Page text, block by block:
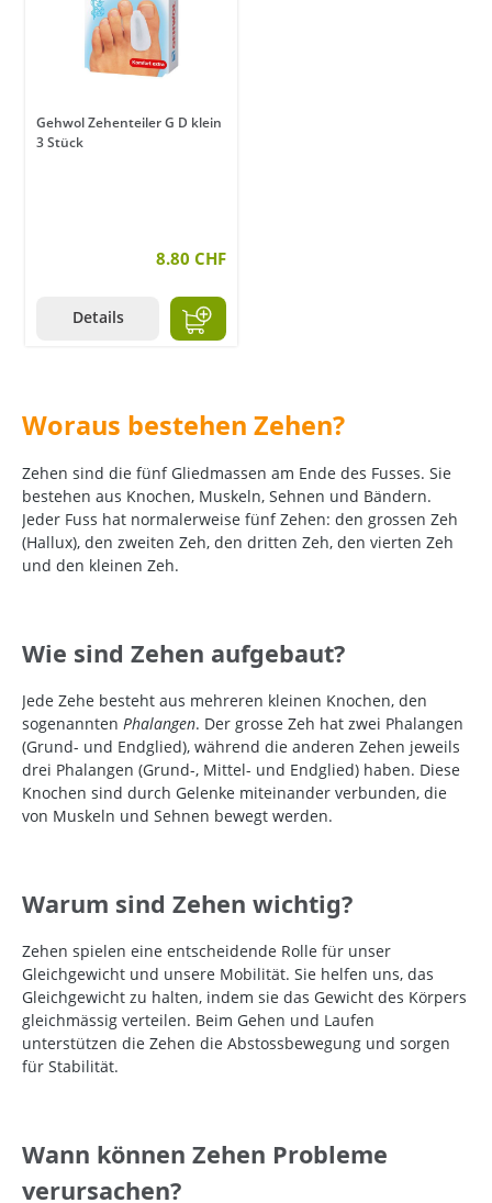
Gehwol Zehenteiler G D klein
3 Stück
8.80 CHF
Details
Woraus bestehen Zehen?
Zehen sind die fünf Gliedmassen am Ende des Fusses. Sie
bestehen aus Knochen, Muskeln, Sehnen und Bändern.
Jeder Fuss hat normalerweise fünf Zehen: den grossen Zeh
(Hallux), den zweiten Zeh, den dritten Zeh, den vierten Zeh
und den kleinen Zeh.
Wie sind Zehen aufgebaut?
Jede Zehe besteht aus mehreren kleinen Knochen, den
sogenannten Phalangen. Der grosse Zeh hat zwei Phalangen
(Grund- und Endglied), während die anderen Zehen jeweils
drei Phalangen (Grund-, Mittel- und Endglied) haben. Diese
Knochen sind durch Gelenke miteinander verbunden, die
von Muskeln und Sehnen bewegt werden.
Warum sind Zehen wichtig?
Zehen spielen eine entscheidende Rolle für unser
Gleichgewicht und unsere Mobilität. Sie helfen uns, das
Gleichgewicht zu halten, indem sie das Gewicht des Körpers
gleichmässig verteilen. Beim Gehen und Laufen
unterstützen die Zehen die Abstossbewegung und sorgen
für Stabilität.
Wann können Zehen Probleme
verursachen?